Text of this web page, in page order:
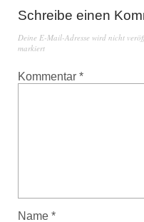
Schreibe einen
Deine E-Mail-Adresse wird nicht
markiert
Kommentar *
Name *